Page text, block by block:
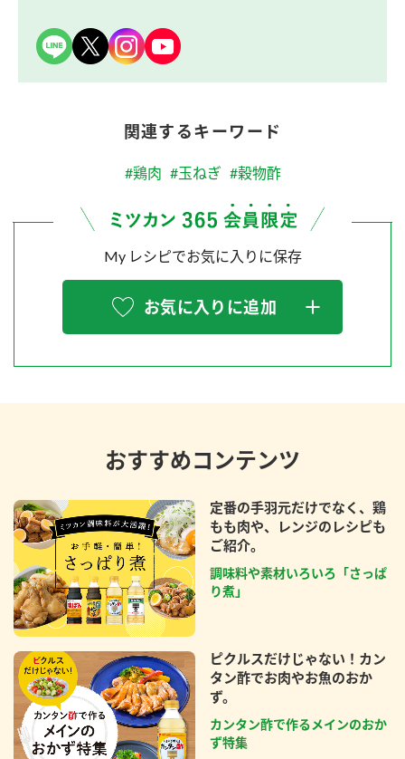
関連するキーワード
#鶏肉 #玉ねぎ #穀物酢
My レシピでお気に入りに保存
お気に入りに追加
おすすめコンテンツ
定番の手羽元だけでなく、鶏
もも肉や、レンジのレシピも
ご紹介。
調味料や素材いろいろ「さっぱ
り煮」
ピクルスだけじゃない！カン
タン酢でお肉やお魚のおか
ず。
カンタン酢で作るメインのおか
ず特集